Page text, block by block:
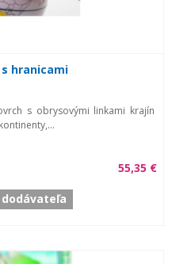
hranicami
s obrysovými linkami krajín
55,35 €